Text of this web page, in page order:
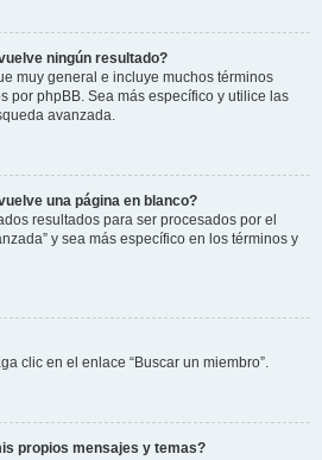
ningún resultado?
muy general e incluye muchos términos
por phpBB. Sea más específico y utilice las
avanzada.
una página en blanco?
resultados para ser procesados por el
y sea más específico en los términos y
clic en el enlace “Buscar un miembro”.
propios mensajes y temas?